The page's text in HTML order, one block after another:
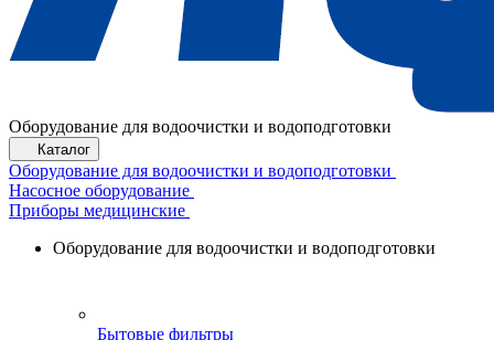
Оборудование для водоочистки и водоподготовки
Каталог
Оборудование для водоочистки и водоподготовки
Насосное оборудование
Приборы медицинские
Оборудование для водоочистки и водоподготовки
Бытовые фильтры